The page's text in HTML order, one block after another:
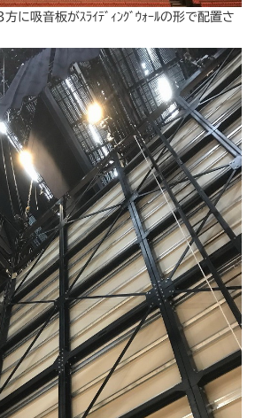
に吸音板がｽﾗｲﾃﾞｨﾝｸﾞｳｫｰﾙの形で配置さ